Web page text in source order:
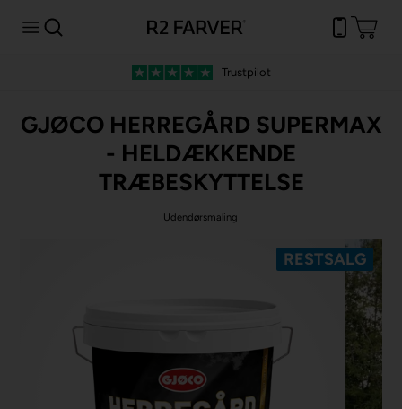
Trustpilot
GJØCO HERREGÅRD SUPERMAX
- HELDÆKKENDE
TRÆBESKYTTELSE
Udendørsmaling
RESTSALG